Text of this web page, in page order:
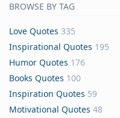
BROWSE BY TAG
Love Quotes 335
Inspirational Quotes 195
Humor Quotes 176
Books Quotes 100
Inspiration Quotes 59
Motivational Quotes 48